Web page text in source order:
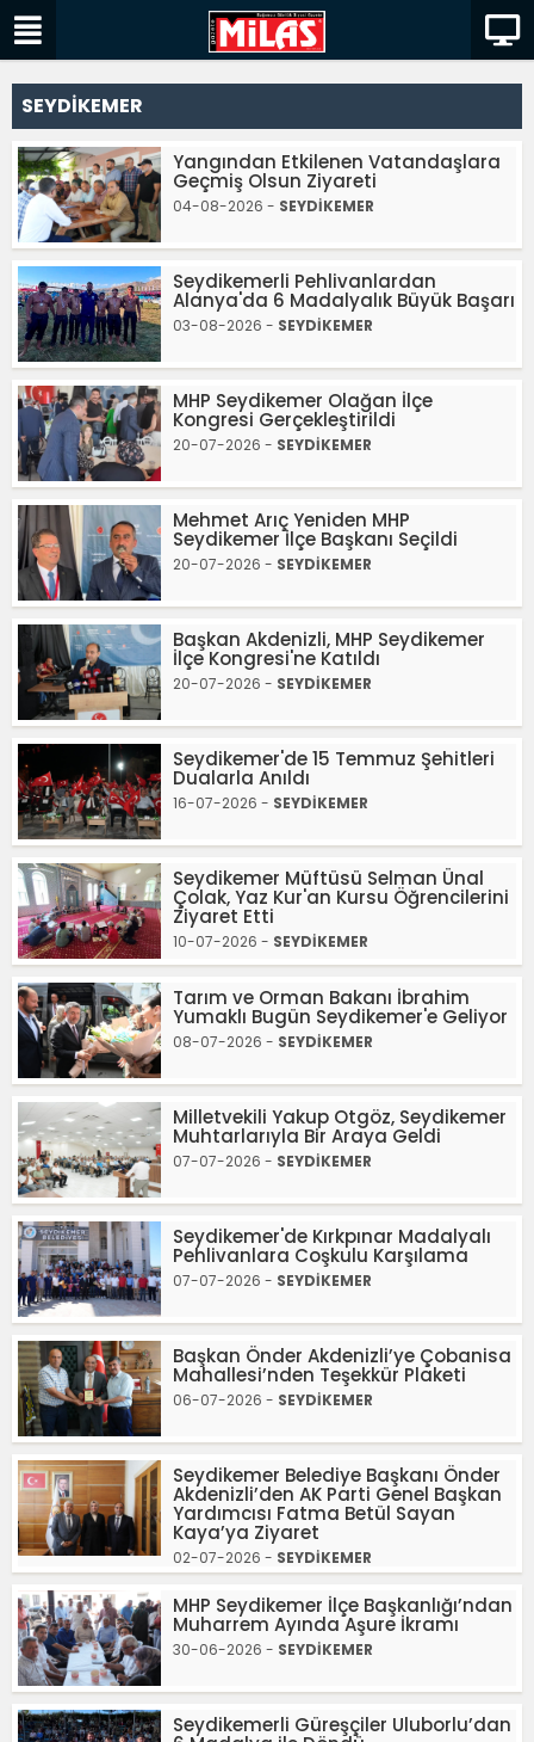
SEYDİKEMER
Yangından Etkilenen Vatandaşlara
Geçmiş Olsun Ziyareti
04-08-2026 - SEYDİKEMER
Seydikemerli Pehlivanlardan
Alanya'da 6 Madalyalık Büyük Başarı
03-08-2026 - SEYDİKEMER
MHP Seydikemer Olağan İlçe
Kongresi Gerçekleştirildi
20-07-2026 - SEYDİKEMER
Mehmet Arıç Yeniden MHP
Seydikemer İlçe Başkanı Seçildi
20-07-2026 - SEYDİKEMER
Başkan Akdenizli, MHP Seydikemer
İlçe Kongresi'ne Katıldı
20-07-2026 - SEYDİKEMER
Seydikemer'de 15 Temmuz Şehitleri
Dualarla Anıldı
16-07-2026 - SEYDİKEMER
Seydikemer Müftüsü Selman Ünal
Çolak, Yaz Kur'an Kursu Öğrencilerini
Ziyaret Etti
10-07-2026 - SEYDİKEMER
Tarım ve Orman Bakanı İbrahim
Yumaklı Bugün Seydikemer'e Geliyor
08-07-2026 - SEYDİKEMER
Milletvekili Yakup Otgöz, Seydikemer
Muhtarlarıyla Bir Araya Geldi
07-07-2026 - SEYDİKEMER
Seydikemer'de Kırkpınar Madalyalı
Pehlivanlara Coşkulu Karşılama
07-07-2026 - SEYDİKEMER
Başkan Önder Akdenizli’ye Çobanisa
Mahallesi’nden Teşekkür Plaketi
06-07-2026 - SEYDİKEMER
Seydikemer Belediye Başkanı Önder
Akdenizli’den AK Parti Genel Başkan
Yardımcısı Fatma Betül Sayan
Kaya’ya Ziyaret
02-07-2026 - SEYDİKEMER
MHP Seydikemer İlçe Başkanlığı’ndan
Muharrem Ayında Aşure İkramı
30-06-2026 - SEYDİKEMER
Seydikemerli Güreşçiler Uluborlu’dan